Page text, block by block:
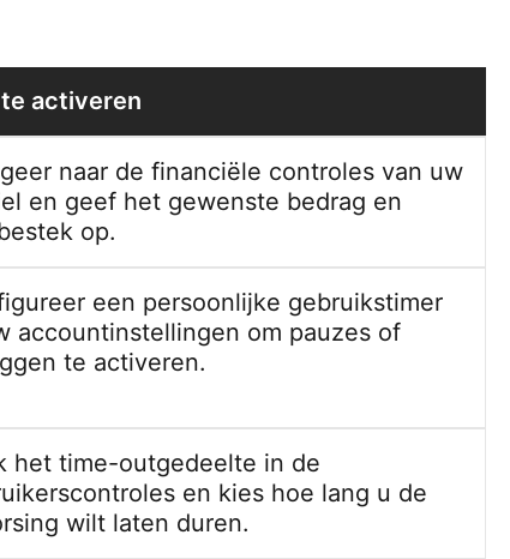
activeren
naar de financiële controles van uw
en geef het gewenste bedrag en
op.
een persoonlijke gebruikstimer
accountinstellingen om pauzes of
te activeren.
het time-outgedeelte in de
en kies hoe lang u de
wilt laten duren.